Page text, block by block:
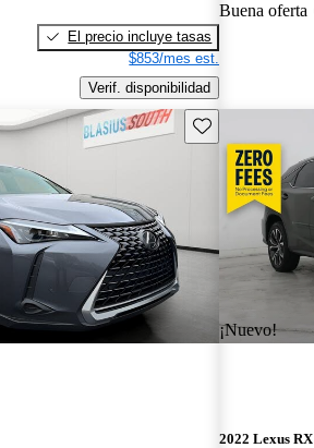
El precio incluye tasas
$853/mes est.
Verif. disponibilidad
Buena oferta
Guarda este Aviso
¡Nuevo!
2022 Lexus RX